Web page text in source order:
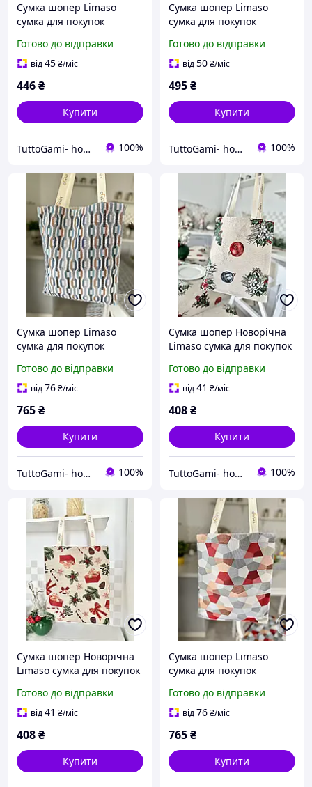
Сумка шопер Limaso
сумка для покупок
Готово до відправки
від45₴/міс
446₴
Купити
TuttoGami- home textiles 100%
Сумка шопер Limaso
сумка для покупок
Готово до відправки
від50₴/міс
495₴
Купити
TuttoGami- home textiles 100%
Сумка шопер Limaso
сумка для покупок
Готово до відправки
від76₴/міс
765₴
Купити
TuttoGami- home textiles 100%
Сумка шопер Новорічна
Limaso сумка для покупок
Готово до відправки
від41 ₴/міс
408₴
Купити
TuttoGami- home textiles 100%
Сумка шопер Новорічна
Limaso сумка для покупок
Готово до відправки
від41 ₴/міс
408₴
Купити
Сумка шопер Limaso
сумка для покупок
Готово до відправки
від76₴/міс
765₴
Купити